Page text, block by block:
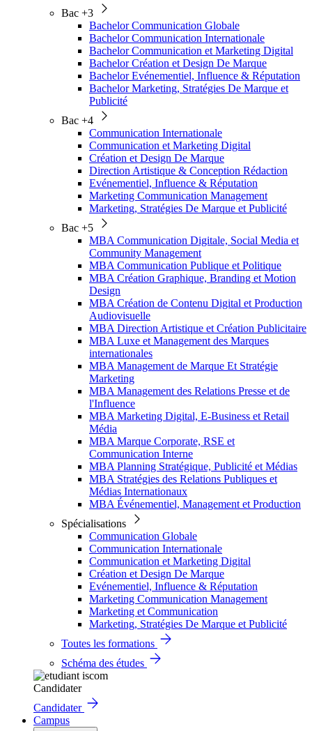
Bac +3
Bachelor Communication Globale
Bachelor Communication Internationale
Bachelor Communication et Marketing Digital
Bachelor Création et Design De Marque
Bachelor Evénementiel, Influence & Réputation
Bachelor Marketing, Stratégies De Marque et
Publicité
Bac +4
Communication Internationale
Communication et Marketing Digital
Création et Design De Marque
Direction Artistique & Conception Rédaction
Evénementiel, Influence & Réputation
Marketing Communication Management
Marketing, Stratégies De Marque et Publicité
Bac +5
MBA Communication Digitale, Social Media et
Community Management
MBA Communication Publique et Politique
MBA Création Graphique, Branding et Motion
Design
MBA Création de Contenu Digital et Production
Audiovisuelle
MBA Direction Artistique et Création Publicitaire
MBA Luxe et Management des Marques
internationales
MBA Management de Marque Et Stratégie
Marketing
MBA Management des Relations Presse et de
l'Influence
MBA Marketing Digital, E-Business et Retail
Média
MBA Marque Corporate, RSE et
Communication Interne
MBA Planning Stratégique, Publicité et Médias
MBA Stratégies des Relations Publiques et
Médias Internationaux
MBA Événementiel, Management et Production
Spécialisations
Communication Globale
Communication Internationale
Communication et Marketing Digital
Création et Design De Marque
Evénementiel, Influence & Réputation
Marketing Communication Management
Marketing et Communication
Marketing, Stratégies De Marque et Publicité
Toutes les formations
Schéma des études
Candidater
Candidater
Campus